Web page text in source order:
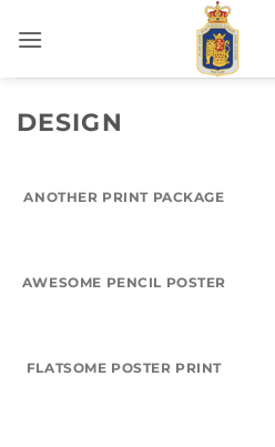
DESIGN
ANOTHER PRINT PACKAGE
AWESOME PENCIL POSTER
FLATSOME POSTER PRINT